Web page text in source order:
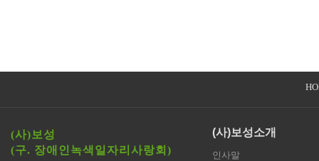
(사)보성
(구. 장애인녹색일자리사랑회)
(사)보성소개
인사말